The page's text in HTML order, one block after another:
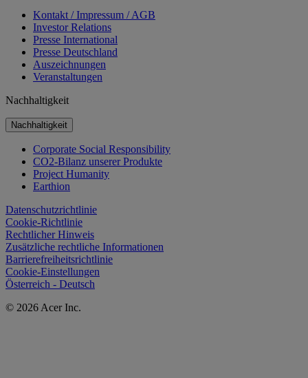
Kontakt / Impressum / AGB
Investor Relations
Presse International
Presse Deutschland
Auszeichnungen
Veranstaltungen
Nachhaltigkeit
Nachhaltigkeit
Corporate Social Responsibility
CO2-Bilanz unserer Produkte
Project Humanity
Earthion
Datenschutzrichtlinie
Cookie-Richtlinie
Rechtlicher Hinweis
Zusätzliche rechtliche Informationen
Barrierefreiheitsrichtlinie
Cookie-Einstellungen
Österreich - Deutsch
© 2026 Acer Inc.